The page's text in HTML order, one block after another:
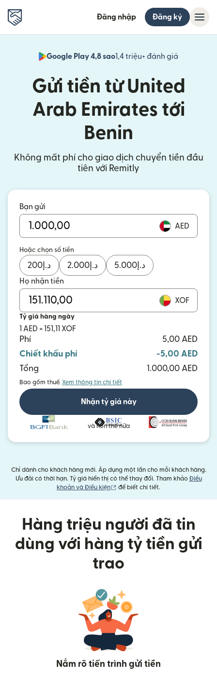
Đăng nhập Đăng ký
Google Play 4,8 sao1,4 triệu+ đánh giá
Gửi tiền từ United
Arab Emirates tới
Benin
Không mất phí cho giao dịch chuyển tiền đầu
tiên với Remitly
Bạn gửi
AED
Hoặc chọn số tiền
د.إ 200 د.إ 2.000 د.إ 5.000
Họ nhận tiền
XOF
Tỷ giá hàng ngày
1 AED = 151,11 XOF
Phí
5,00 AED
Chiết khấu phí
-5,00 AED
Tổng
1.000,00 AED
Bao gồm thuế. Xem thông tin chi tiết
Nhận tỷ giá này
và hơn thế nữa
Chỉ dành cho khách hàng mới. Áp dụng một lần cho mỗi khách hàng.
Ưu đãi có thời hạn. Tỷ giá hiển thị có thể thay đổi. Tham khảo Điều
khoản và Điều kiện
(mở trong cửa sổ mới)
để biết chi tiết.
Hàng triệu người đã tin
dùng với hàng tỷ tiền gửi
trao
Nắm rõ tiến trình gửi tiền